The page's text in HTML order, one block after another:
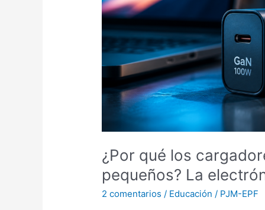
¿Por qué los
pequeños? La
2 comentarios / Educación / PJM-EPF
son
tan
pequeños?
La
electrónica
que
cambió
nuestra